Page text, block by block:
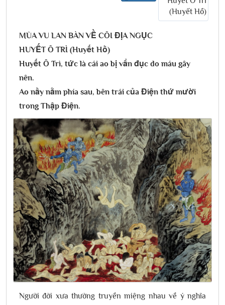
MÙA VU LAN BÀN VỀ CÕI ĐỊA NGỤC
HUYẾT Ô TRÌ (Huyết Hồ)
Huyết Ô Trì, tức là cái ao bị vẩn đục do máu gây
nên.
Ao nầy nằm phía sau, bên trái của Điện thứ mười
trong Thập Điện.
Người đời xưa thường truyền miệng nhau về ý nghĩa